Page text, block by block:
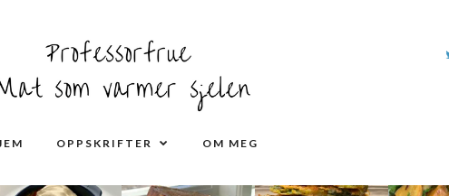
OPPSKRIFTER OM MEG